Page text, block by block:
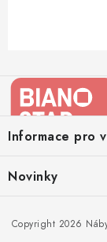
aInformace pro
Kontakty
Doprava nábytku k
Novinky
to!
Copyright 2026